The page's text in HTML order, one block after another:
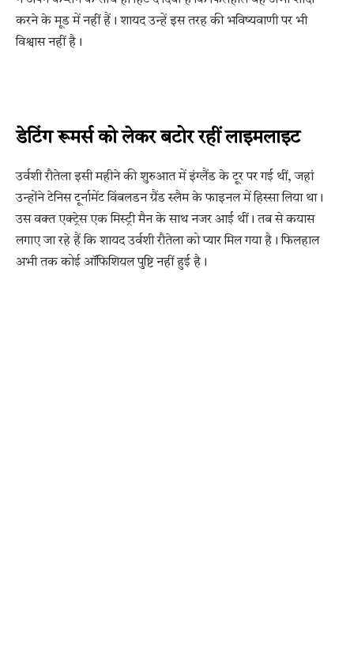
करने के मूड में नहीं हैं। शायद उन्हें इस तरह की भविष्यवाणी पर भी
विश्वास नहीं है।
डेटिंग रूमर्स को लेकर बटोर रहीं लाइमलाइट
उर्वशी रौतेला इसी महीने की शुरुआत में इंग्लैंड के टूर पर गई थीं, जहां
उन्होंने टेनिस टूर्नामेंट विंबलडन ग्रैंड स्लैम के फाइनल में हिस्सा लिया था।
उस वक्त एक्ट्रेस एक मिस्ट्री मैन के साथ नजर आई थीं। तब से कयास
लगाए जा रहे हैं कि शायद उर्वशी रौतेला को प्यार मिल गया है। फिलहाल
अभी तक कोई ऑफिशियल पुष्टि नहीं हुई है।